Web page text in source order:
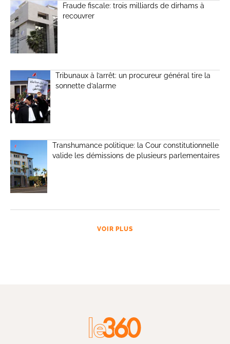
Fraude fiscale: trois milliards de dirhams à
recouvrer
Tribunaux à l’arrêt: un procureur général tire la
sonnette d’alarme
Transhumance politique: la Cour constitutionnelle
valide les démissions de plusieurs parlementaires
VOIR PLUS